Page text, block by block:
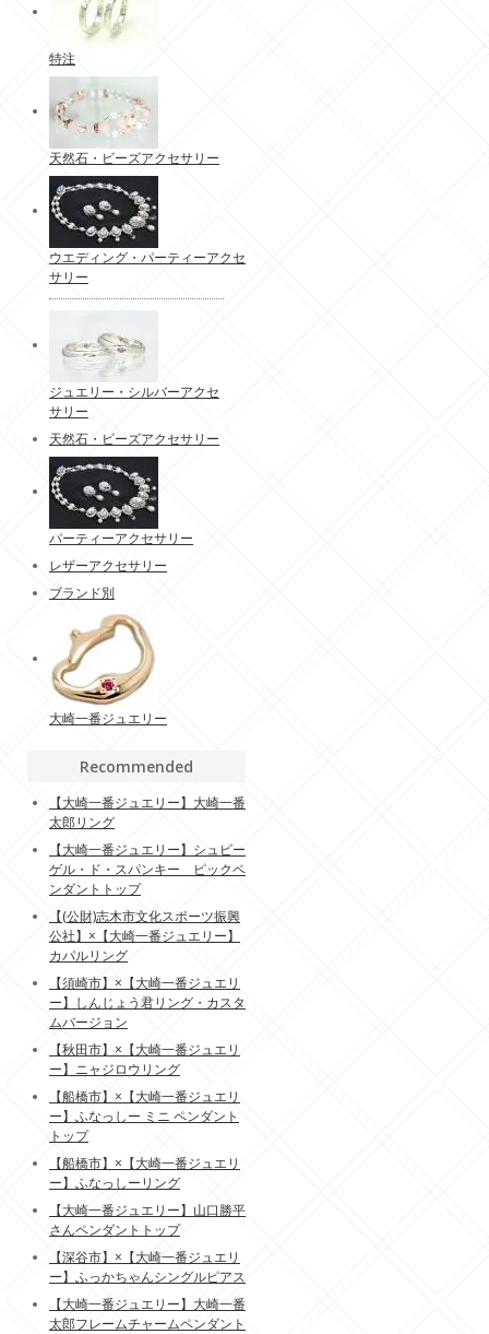
特注
天然石・ビーズアクセサリー
ウエディング・パーティーアクセ
サリー
ジュエリー・シルバーアクセ
サリー
天然石・ビーズアクセサリー
パーティーアクセサリー
レザーアクセサリー
ブランド別
大崎一番ジュエリー
Recommended
【大崎一番ジュエリー】大崎一番
太郎リング
【大崎一番ジュエリー】シュピー
ゲル・ド・スパンキー ピックペ
ンダントトップ
【(公財)志木市文化スポーツ振興
公社】×【大崎一番ジュエリー】
カパルリング
【須崎市】×【大崎一番ジュエリ
ー】しんじょう君リング・カスタ
ムバージョン
【秋田市】×【大崎一番ジュエリ
ー】ニャジロウリング
【船橋市】×【大崎一番ジュエリ
ー】ふなっしー ミニ ペンダント
トップ
【船橋市】×【大崎一番ジュエリ
ー】ふなっしーリング
【大崎一番ジュエリー】山口勝平
さんペンダントトップ
【深谷市】×【大崎一番ジュエリ
ー】ふっかちゃんシングルピアス
【大崎一番ジュエリー】大崎一番
太郎フレームチャームペンダント